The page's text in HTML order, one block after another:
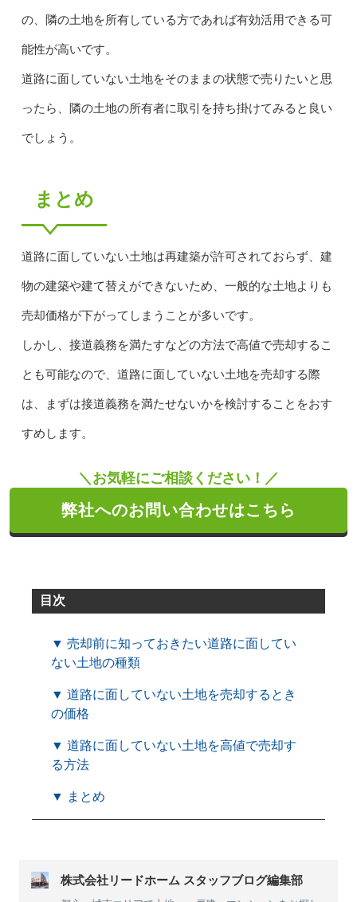
の、隣の土地を所有している方であれば有効活用できる可
能性が高いです。
道路に面していない土地をそのままの状態で売りたいと思
ったら、隣の土地の所有者に取引を持ち掛けてみると良い
でしょう。
まとめ
道路に面していない土地は再建築が許可されておらず、建
物の建築や建て替えができないため、一般的な土地よりも
売却価格が下がってしまうことが多いです。
しかし、接道義務を満たすなどの方法で高値で売却するこ
とも可能なので、道路に面していない土地を売却する際
は、まずは接道義務を満たせないかを検討することをおす
すめします。
＼お気軽にご相談ください！／
弊社へのお問い合わせはこちら
目次
▼ 売却前に知っておきたい道路に面してい
ない土地の種類
▼ 道路に面していない土地を売却するとき
の価格
▼ 道路に面していない土地を高値で売却す
る方法
▼ まとめ
株式会社リードホーム スタッフブログ編集部